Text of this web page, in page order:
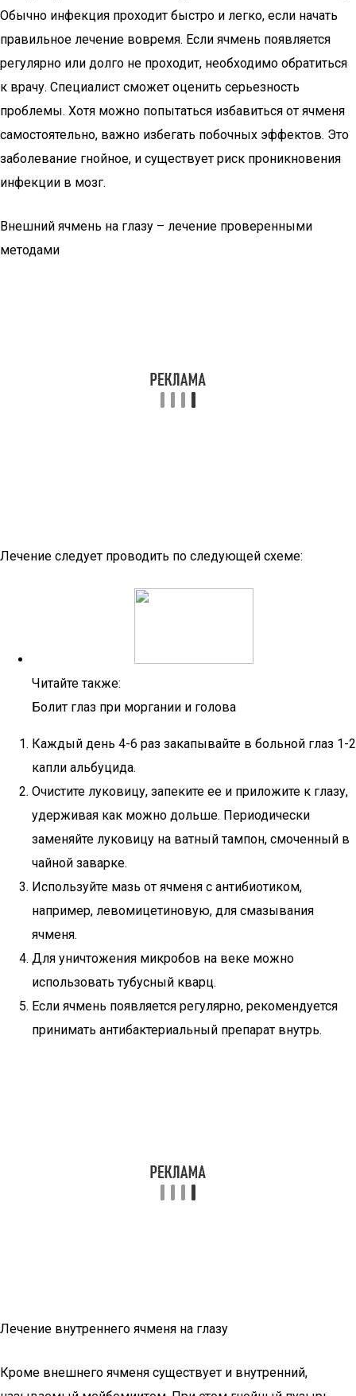
Обычно инфекция проходит быстро и легко, если начать
правильное лечение вовремя. Если ячмень появляется
регулярно или долго не проходит, необходимо обратиться
к врачу. Специалист сможет оценить серьезность
проблемы. Хотя можно попытаться избавиться от ячменя
самостоятельно, важно избегать побочных эффектов. Это
заболевание гнойное, и существует риск проникновения
инфекции в мозг.
Внешний ячмень на глазу – лечение проверенными
методами
Лечение следует проводить по следующей схеме:
Читайте также:
Болит глаз при моргании и голова
Каждый день 4-6 раз закапывайте в больной глаз 1-2
капли альбуцида.
Очистите луковицу, запеките ее и приложите к глазу,
удерживая как можно дольше. Периодически
заменяйте луковицу на ватный тампон, смоченный в
чайной заварке.
Используйте мазь от ячменя с антибиотиком,
например, левомицетиновую, для смазывания
ячменя.
Для уничтожения микробов на веке можно
использовать тубусный кварц.
Если ячмень появляется регулярно, рекомендуется
принимать антибактериальный препарат внутрь.
Лечение внутреннего ячменя на глазу
Кроме внешнего ячменя существует и внутренний,